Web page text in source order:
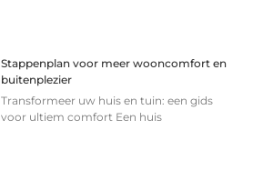
Stappenplan voor meer wooncomfort en
buitenplezier
Transformeer uw huis en tuin: een gids
voor ultiem comfort Een huis